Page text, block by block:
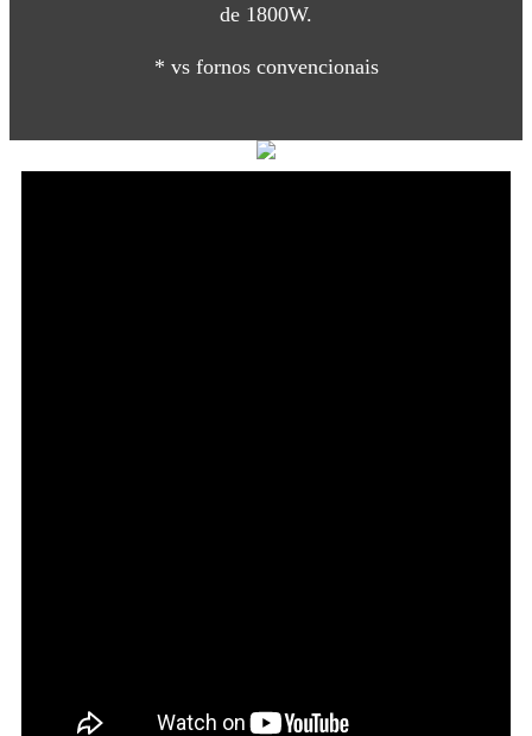
de 1800W.
* vs fornos convencionais